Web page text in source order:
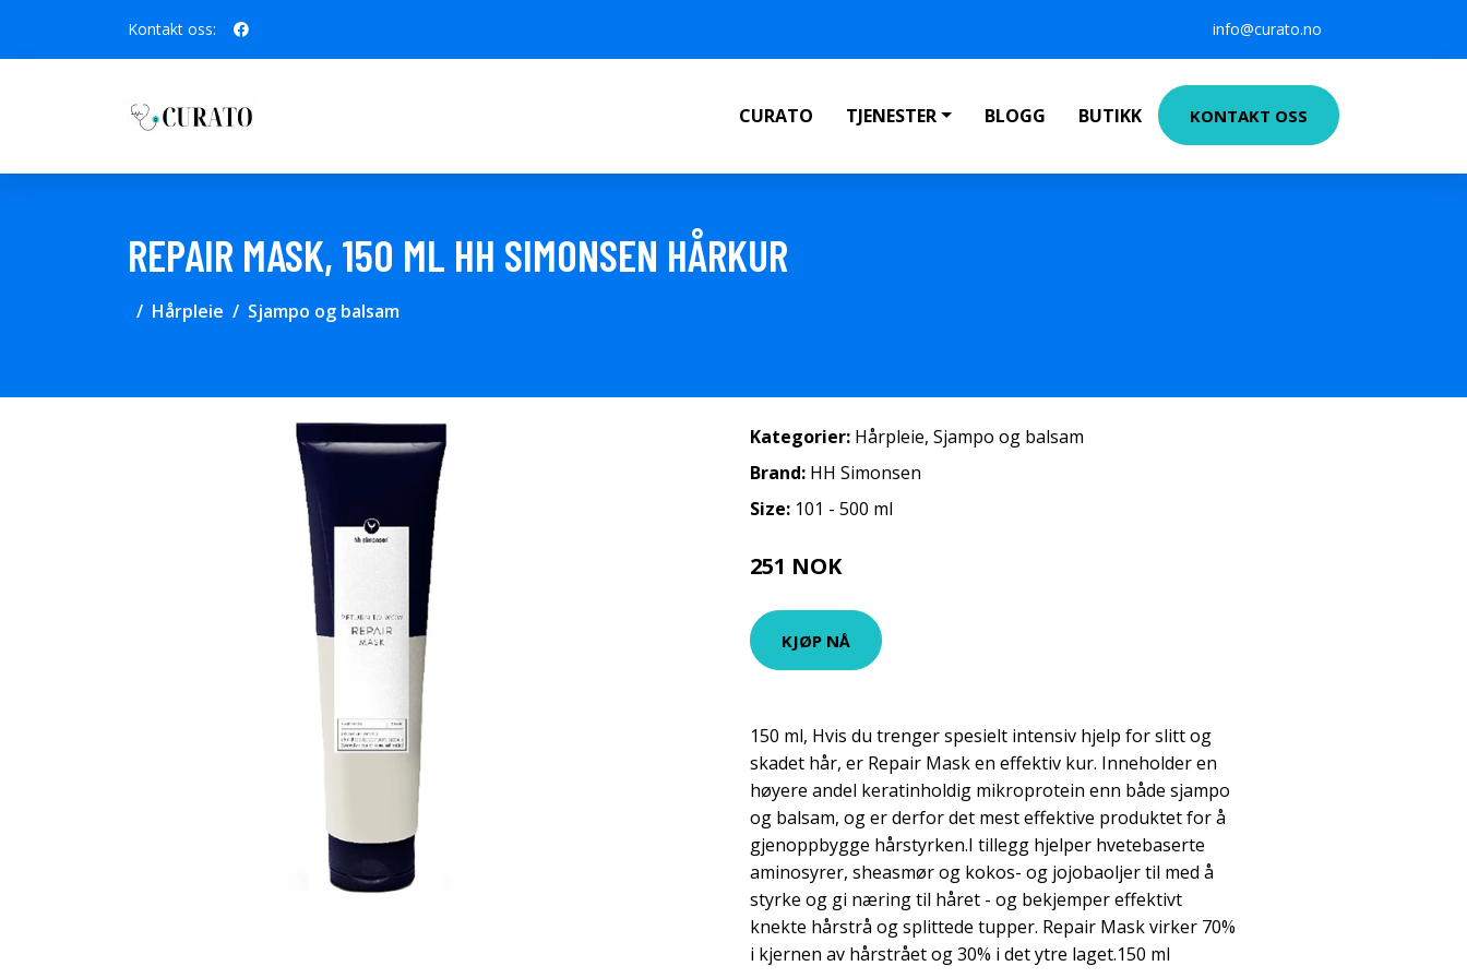
Kontakt oss: info@curato.no
CURATO TJENESTER BLOGG BUTIKK KONTAKT OSS
REPAIR MASK, 150 ML HH SIMONSEN HÅRKUR
Hårpleie Sjampo og balsam
Kategorier: Hårpleie, Sjampo og balsam
Brand: HH Simonsen
Size: 101 - 500 ml
251 NOK
KJØP NÅ
150 ml, Hvis du trenger spesielt intensiv hjelp for slitt og
skadet hår, er Repair Mask en effektiv kur. Inneholder en
høyere andel keratinholdig mikroprotein enn både sjampo
og balsam, og er derfor det mest effektive produktet for å
gjenoppbygge hårstyrken.I tillegg hjelper hvetebaserte
aminosyrer, sheasmør og kokos- og jojobaoljer til med å
styrke og gi næring til håret - og bekjemper effektivt
knekte hårstrå og splittede tupper. Repair Mask virker 70%
i kjernen av hårstrået og 30% i det ytre laget.150 ml